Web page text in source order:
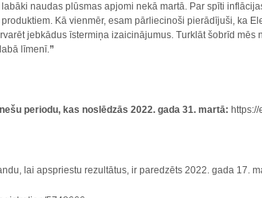
naudas plūsmas apjomi nekā martā. Par spīti
Kā vienmēr, esam pārliecinoši pierādījuši, ka
jebkādus īstermiņa izaicinājumus. Turklāt šobrīd
līmenī.”
periodu, kas noslēdzās 2022. gada 31. martā:
lai apspriestu rezultātus, ir paredzēts 2022. gada 17.